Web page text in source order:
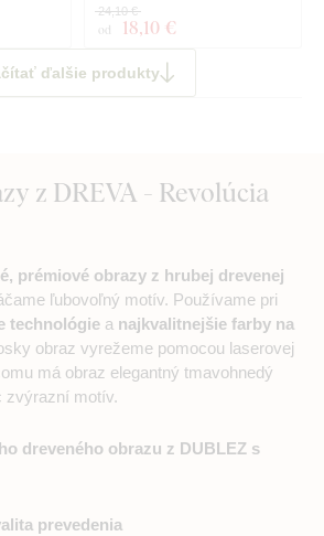
od 18,10 €
24,10 €
ďalšie produkty
z DREVA - Revolúcia
prémiové obrazy z hrubej drevenej
ľubovoľný motív. Používame pri
technológie a najkvalitnejšie farby na
obraz vyrežeme pomocou laserovej
má obraz elegantný tmavohnedý
zvýrazní motív.
dreveného obrazu z DUBLEZ s
prevedenia